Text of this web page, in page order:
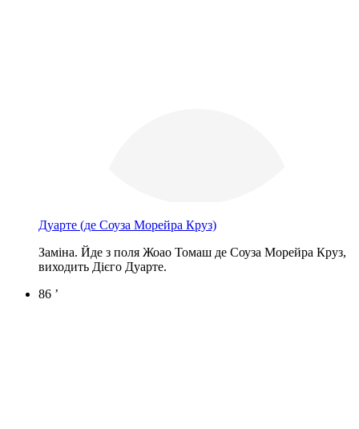
Дуарте (де Соуза Морейра Круз)
Заміна. Йде з поля Жоао Томаш де Соуза Морейра Круз,
виходить Дієго Дуарте.
86 ’